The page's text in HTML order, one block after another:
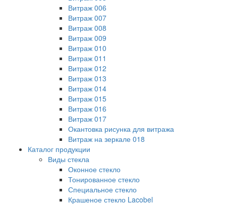
Витраж 006
Витраж 007
Витраж 008
Витраж 009
Витраж 010
Витраж 011
Витраж 012
Витраж 013
Витраж 014
Витраж 015
Витраж 016
Витраж 017
Окантовка рисунка для витража
Витраж на зеркале 018
Каталог продукции
Виды стекла
Оконное стекло
Тонированное стекло
Специальное стекло
Крашеное стекло Lacobel